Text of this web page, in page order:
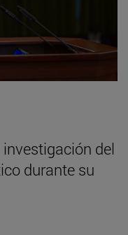
del
durante su